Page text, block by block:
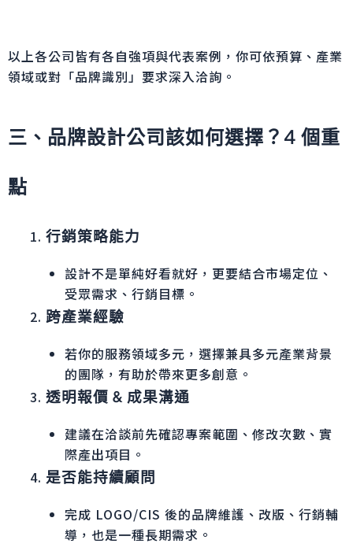
以上各公司皆有各自強項與代表案例，你可依預算、產業
領域或對「品牌識別」要求深入洽詢。
三、品牌設計公司該如何選擇？4 個重
點
行銷策略能力
設計不是單純好看就好，更要結合市場定位、
受眾需求、行銷目標。
跨產業經驗
若你的服務領域多元，選擇兼具多元產業背景
的團隊，有助於帶來更多創意。
透明報價 & 成果溝通
建議在洽談前先確認專案範圍、修改次數、實
際產出項目。
是否能持續顧問
完成 LOGO/CIS 後的品牌維護、改版、行銷輔
導，也是一種長期需求。